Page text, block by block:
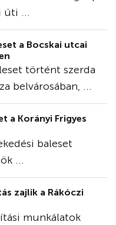
úti ...
a Bocskai utcai
történt szerda
belvárosában, ...
a Korányi Frigyes
baleset
...
zajlik a Rákóczi
munkálatok